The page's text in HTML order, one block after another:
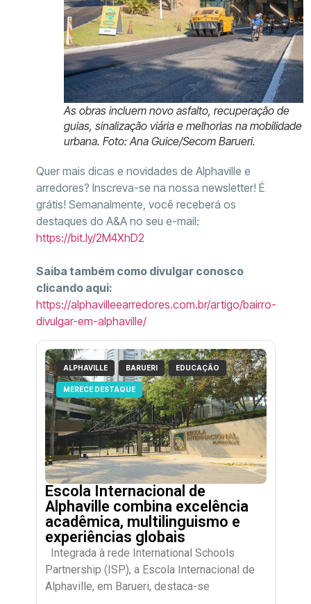
As obras incluem novo asfalto, recuperação de
guias, sinalização viária e melhorias na mobilidade
urbana. Foto: Ana Guice/Secom Barueri.
Quer mais dicas e novidades de Alphaville e
arredores? Inscreva-se na nossa newsletter! É
grátis! Semanalmente, você receberá os
destaques do A&A no seu e-mail:
https://bit.ly/2M4XhD2
Saiba também como divulgar conosco
clicando aqui:
https://alphavilleearredores.com.br/artigo/bairro-
divulgar-em-alphaville/
ALPHAVILLE BARUERI EDUCAÇÃO
MERECE DESTAQUE
Escola Internacional de
Alphaville combina excelência
acadêmica, multilinguismo e
experiências globais
Integrada à rede International Schools
Partnership (ISP), a Escola Internacional de
Alphaville, em Barueri, destaca-se